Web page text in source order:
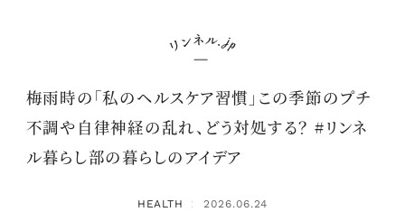
梅雨時の「私のヘルスケア習慣」この季節のプチ
不調や自律神経の乱れ、どう対処する？ #リンネ
ル暮らし部の暮らしのアイデア
HEALTH ： 2026.06.24